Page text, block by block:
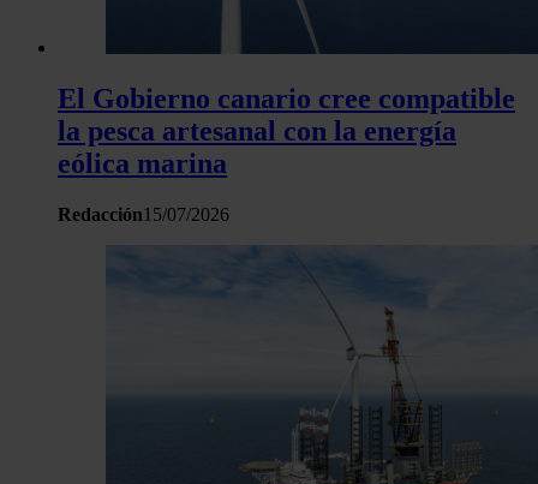
El Gobierno canario cree compatible
la pesca artesanal con la energía
eólica marina
Redacción15/07/2026